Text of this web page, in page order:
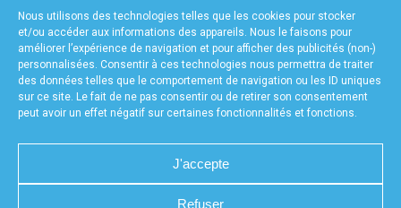
Nous utilisons des technologies telles que les cookies pour stocker
et/ou accéder aux informations des appareils. Nous le faisons pour
améliorer l’expérience de navigation et pour afficher des publicités (non-)
personnalisées. Consentir à ces technologies nous permettra de traiter
des données telles que le comportement de navigation ou les ID uniques
sur ce site. Le fait de ne pas consentir ou de retirer son consentement
peut avoir un effet négatif sur certaines fonctionnalités et fonctions.
J'accepte
Refuser